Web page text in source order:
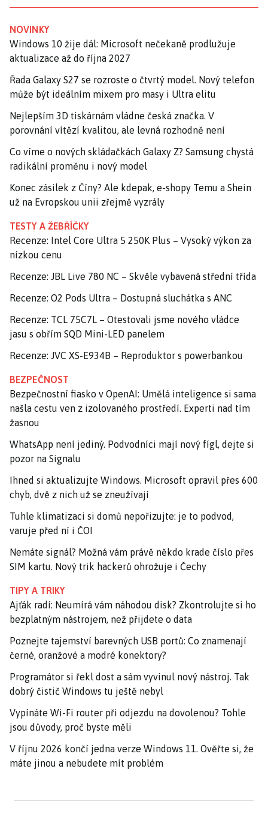
NOVINKY
Windows 10 žije dál: Microsoft nečekaně prodlužuje
aktualizace až do října 2027
Řada Galaxy S27 se rozroste o čtvrtý model. Nový telefon
může být ideálním mixem pro masy i Ultra elitu
Nejlepším 3D tiskárnám vládne česká značka. V
porovnání vítězí kvalitou, ale levná rozhodně není
Co víme o nových skládačkách Galaxy Z? Samsung chystá
radikální proměnu i nový model
Konec zásilek z Číny? Ale kdepak, e-shopy Temu a Shein
už na Evropskou unii zřejmě vyzrály
TESTY A ŽEBŘÍČKY
Recenze: Intel Core Ultra 5 250K Plus – Vysoký výkon za
nízkou cenu
Recenze: JBL Live 780 NC – Skvěle vybavená střední třída
Recenze: O2 Pods Ultra – Dostupná sluchátka s ANC
Recenze: TCL 75C7L – Otestovali jsme nového vládce
jasu s obřím SQD Mini-LED panelem
Recenze: JVC XS-E934B – Reproduktor s powerbankou
BEZPEČNOST
Bezpečnostní fiasko v OpenAI: Umělá inteligence si sama
našla cestu ven z izolovaného prostředí. Experti nad tím
žasnou
WhatsApp není jediný. Podvodníci mají nový fígl, dejte si
pozor na Signalu
Ihned si aktualizujte Windows. Microsoft opravil přes 600
chyb, dvě z nich už se zneužívají
Tuhle klimatizaci si domů nepořizujte: je to podvod,
varuje před ní i ČOI
Nemáte signál? Možná vám právě někdo krade číslo přes
SIM kartu. Nový trik hackerů ohrožuje i Čechy
TIPY A TRIKY
Ajťák radí: Neumírá vám náhodou disk? Zkontrolujte si ho
bezplatným nástrojem, než přijdete o data
Poznejte tajemství barevných USB portů: Co znamenají
černé, oranžové a modré konektory?
Programátor si řekl dost a sám vyvinul nový nástroj. Tak
dobrý čistič Windows tu ještě nebyl
Vypínáte Wi-Fi router při odjezdu na dovolenou? Tohle
jsou důvody, proč byste měli
V říjnu 2026 končí jedna verze Windows 11. Ověřte si, že
máte jinou a nebudete mít problém